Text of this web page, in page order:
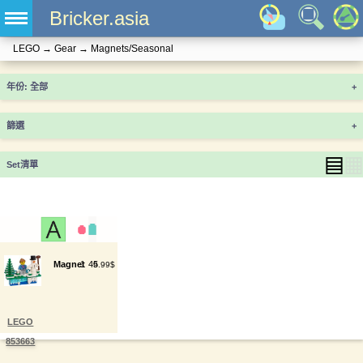
Bricker.asia
LEGO → Gear → Magnets/Seasonal
年份 +
篩選 +
Set清單 ▤
LEGO
853663
Magnet145
9.99$